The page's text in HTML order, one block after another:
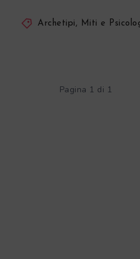
Archetipi, Miti e
Pagina 1 di 1